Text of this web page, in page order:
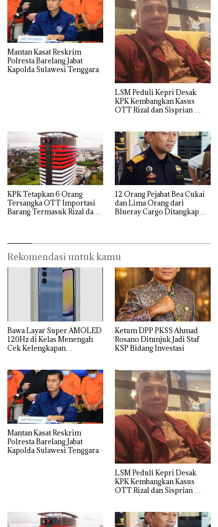
Mantan Kasat Reskrim
Polresta Barelang Jabat
Kapolda Sulawesi Tenggara
LSM Peduli Kepri Desak
KPK Kembangkan Kasus
OTT Rizal dan Sisprian
KPK Tetapkan 6 Orang
Tersangka OTT Importasi
Barang Termasuk Rizal dan
12 Orang Pejabat Bea Cukai
dan Lima Orang dari
Blueray Cargo Ditangkap
Rekomendasi untuk kamu
Bawa Layar Super AMOLED
120Hz di Kelas Menengah
Cek Kelengkapan
Ketum DPP PKSS Ahmad
Rosano Ditunjuk Jadi Staf
KSP Bidang Investasi
Mantan Kasat Reskrim
Polresta Barelang Jabat
Kapolda Sulawesi Tenggara
LSM Peduli Kepri Desak
KPK Kembangkan Kasus
OTT Rizal dan Sisprian